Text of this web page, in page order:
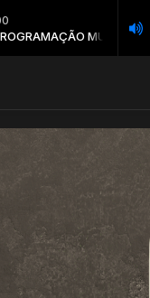
MUSICAL com
4